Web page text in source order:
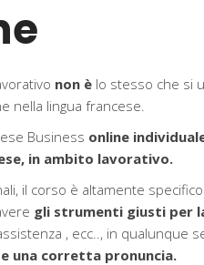
non è lo stesso che si
nella lingua francese.
Business online
in ambito lavorativo.
il corso è altamente
gli strumenti giusti per
, ecc.., in
una corretta pronuncia.